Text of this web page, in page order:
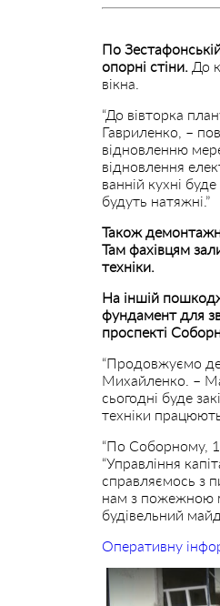
По
опорні стіни. До
вікна.
“До вівторка
Гавриленко, –
відновленню
відновлення
ванній кухні
будуть натяжні.”
Також
Там фахівцям
техніки.
На іншій
фундамент для
проспекті
“Продовжуємо
Михайленко. –
сьогодні буде
техніки
“По Соборному,
“Управління
справляємось з
нам з пожежною
будівельний
Оперативну